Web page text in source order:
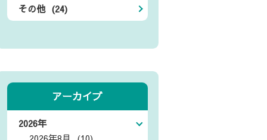
その他 (24)
アーカイブ
2026年